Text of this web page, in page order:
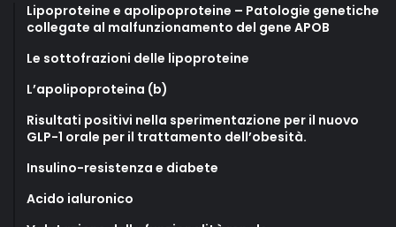
Lipoproteine e apolipoproteine – Patologie genetiche
collegate al malfunzionamento del gene APOB
Le sottofrazioni delle lipoproteine
L’apolipoproteina (b)
Risultati positivi nella sperimentazione per il nuovo
GLP-1 orale per il trattamento dell’obesità.
Insulino-resistenza e diabete
Acido ialuronico